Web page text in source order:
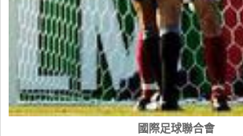
國際足球聯合會